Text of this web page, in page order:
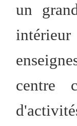
un
centre